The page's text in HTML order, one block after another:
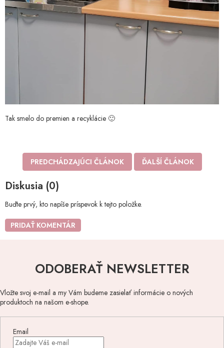
Tak smelo do premien a recyklácie 🙂
PREDCHÁDZAJÚCI ČLÁNOK ĎALŠÍ ČLÁNOK
Diskusia (0)
Buďte prvý, kto napíše príspevok k tejto položke.
PRIDAŤ KOMENTÁR
ODOBERAŤ NEWSLETTER
Vložte svoj e-mail a my Vám budeme zasielať informácie o nových
produktoch na našom e-shope.
Email